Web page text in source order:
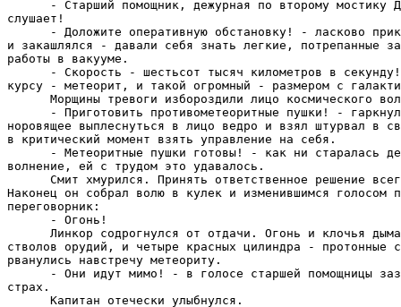
- Старший помощник, дежурная по второму мостику
слушает!
- Доложите оперативную обстановку! - ласково
и закашлялся - давали себя знать легкие, потрепанные
работы в вакууме.
- Скорость - шестьсот тысяч километров в
курсу - метеорит, и такой огромный - размером с
Морщины тревоги избороздили лицо космического
- Приготовить противометеоритные пушки! -
норовящее выплеснуться в лицо ведро и взял штурвал в
в критический момент взять управление на себя.
- Метеоритные пушки готовы! - как ни старалась
волнение, ей с трудом это удавалось.
Смит хмурился. Принять ответственное решение
Hаконец он собрал волю в кулек и изменившимся голосом
переговорник:
      - Огонь!
Линкор содрогнулся от отдачи. Огонь и клочья
стволов орудий, и четыре красных цилиндра - протонные
рванулись навстречу метеориту.
- Они идут мимо! - в голосе старшей помощницы
страх.
      Капитан отечески улыбнулся.